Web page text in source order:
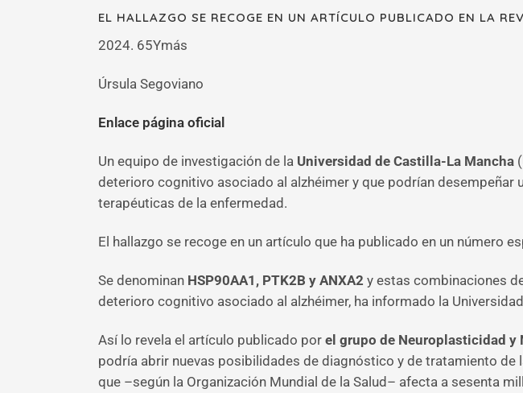
EL HALLAZGO SE RECOGE EN UN ARTÍCULO PUBLICADO EN LA
2024. 65Ymás
Úrsula Segoviano
Enlace página oficial
Un equipo de investigación de la Universidad de Castilla-La Mancha
deterioro cognitivo asociado al alzhéimer y que podrían
terapéuticas de la enfermedad.
El hallazgo se recoge en un artículo que ha publicado en un número
Se denominan HSP90AA1, PTK2B y ANXA2 y estas combinaciones
deterioro cognitivo asociado al alzhéimer, ha informado la
Así lo revela el artículo publicado por el grupo de Neuroplasticidad y
podría abrir nuevas posibilidades de diagnóstico y de tratamiento de
que –según la Organización Mundial de la Salud– afecta a sesenta